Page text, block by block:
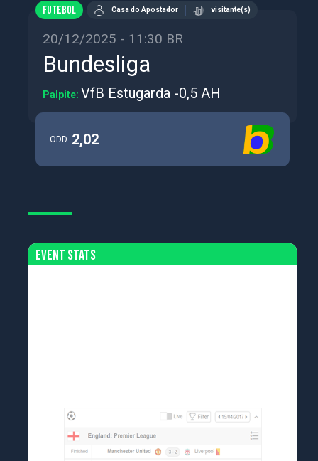
FUTEBOL Casa do Apostador visitante(s)
20/12/2025 - 11:30 BR
Bundesliga
Palpite: VfB Estugarda -0,5 AH
ODD 2,02
Event Stats